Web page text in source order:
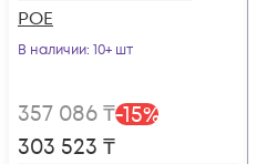
POE
В наличии: 10+ шт
357 086₸-15%
303 523 ₸